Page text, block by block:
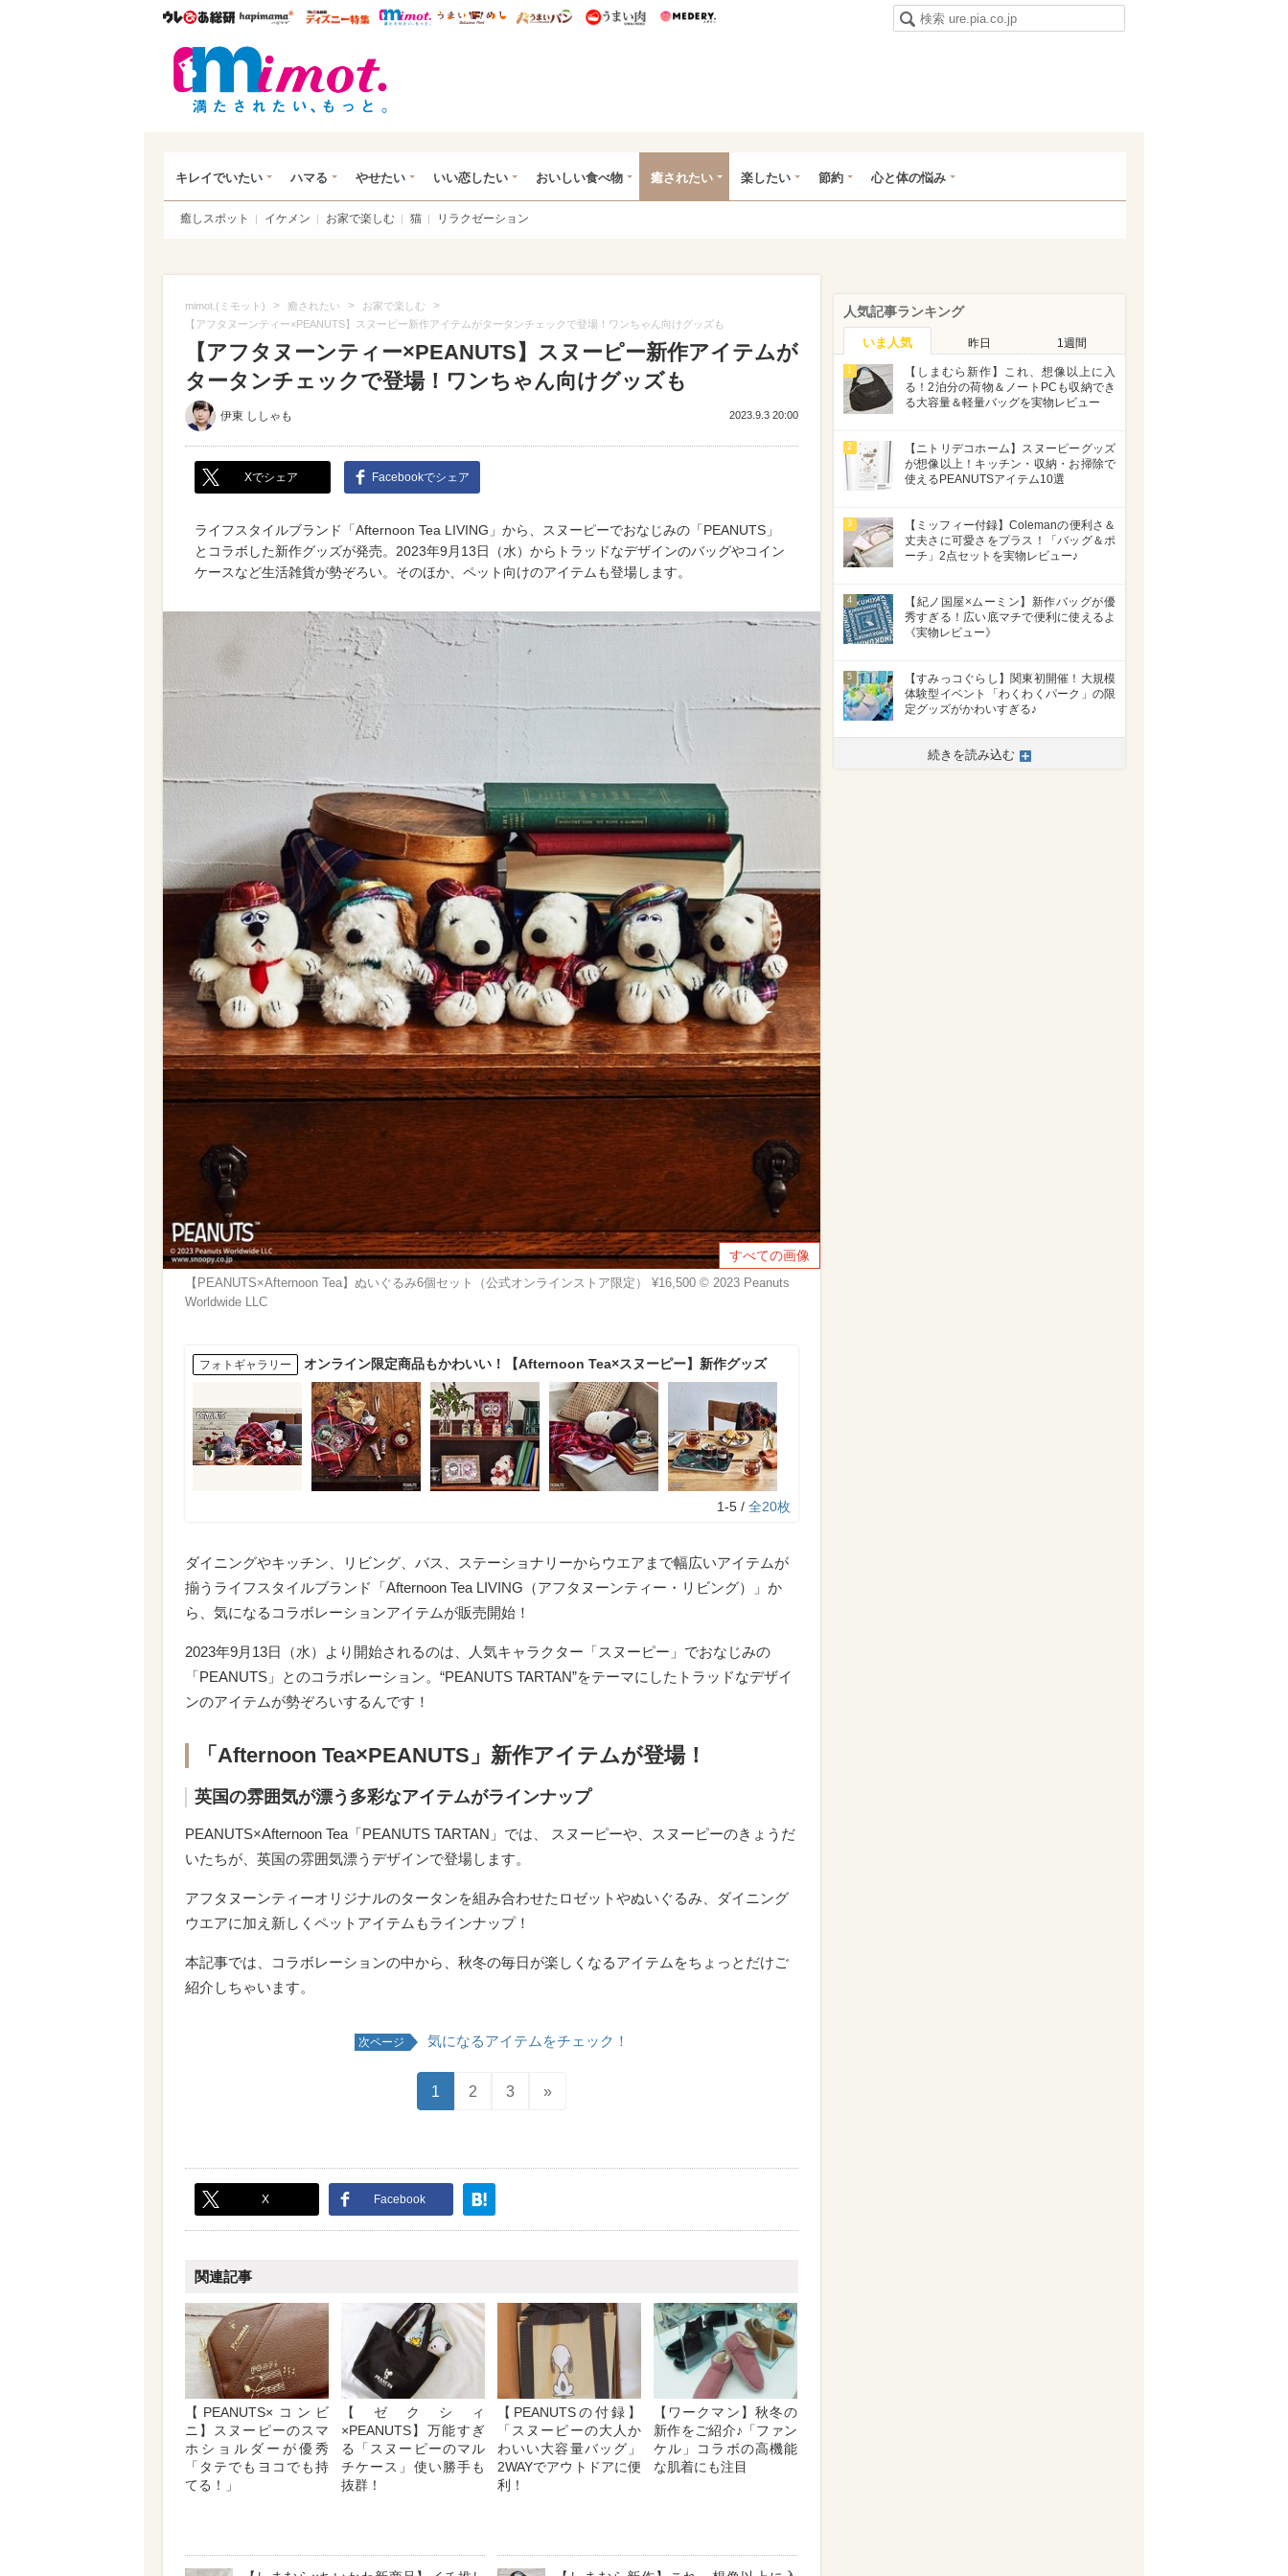
ウレぴあ総研ハピママ* ウレぴあ総研 ディズニー特集
mimot. うまいめし うまいパン うまい肉
キレイでいたい ハマる やせたい いい恋したい おいしい食べ物 癒されたい 楽したい 節約 心と体の悩み
癒しスポット イケメン お家で楽しむ 猫 リラクゼーション
mimot.(ミモット) > 癒されたい > お家で楽しむ >
【アフタヌーンティー×PEANUTS】スヌーピー新作アイテムがタータンチェックで登場！ワンちゃん向けグッズも
【アフタヌーンティー×PEANUTS】スヌーピー新作アイテムが
タータンチェックで登場！ワンちゃん向けグッズも
伊東 ししゃも 2023.9.3 20:00
Xでシェア Facebookでシェア
ライフスタイルブランド「Afternoon Tea LIVING」から、スヌーピーでおなじみの「PEANUTS」
とコラボした新作グッズが発売。2023年9月13日（水）からトラッドなデザインのバッグやコイン
ケースなど生活雑貨が勢ぞろい。そのほか、ペット向けのアイテムも登場します。
すべての画像
【PEANUTS×Afternoon Tea】ぬいぐるみ6個セット（公式オンラインストア限定） ¥16,500 © 2023 Peanuts
Worldwide LLC
フォトギャラリー オンライン限定商品もかわいい！【Afternoon Tea×スヌーピー】新作グッズ
1-5 / 全20枚
ダイニングやキッチン、リビング、バス、ステーショナリーからウエアまで幅広いアイテムが
揃うライフスタイルブランド「Afternoon Tea LIVING（アフタヌーンティー・リビング）」か
ら、気になるコラボレーションアイテムが販売開始！
2023年9月13日（水）より開始されるのは、人気キャラクター「スヌーピー」でおなじみの
「PEANUTS」とのコラボレーション。“PEANUTS TARTAN”をテーマにしたトラッドなデザイ
ンのアイテムが勢ぞろいするんです！
「Afternoon Tea×PEANUTS」新作アイテムが登場！
英国の雰囲気が漂う多彩なアイテムがラインナップ
PEANUTS×Afternoon Tea「PEANUTS TARTAN」では、 スヌーピーや、スヌーピーのきょうだ
いたちが、英国の雰囲気漂うデザインで登場します。
アフタヌーンティーオリジナルのタータンを組み合わせたロゼットやぬいぐるみ、ダイニング
ウエアに加え新しくペットアイテムもラインナップ！
本記事では、コラボレーションの中から、秋冬の毎日が楽しくなるアイテムをちょっとだけご
紹介しちゃいます。
次ページ 気になるアイテムをチェック！
1 2 3 »
X Facebook
関連記事
【PEANUTS×コンビ
ニ】スヌーピーのスマ
ホショルダーが優秀
「タテでもヨコでも持
てる！」
【ゼクシィ
×PEANUTS】万能すぎ
る「スヌーピーのマル
チケース」使い勝手も
抜群！
【PEANUTSの付録】
「スヌーピーの大人か
わいい大容量バッグ」
2WAYでアウトドアに便
利！
【ワークマン】秋冬の
新作をご紹介♪「ファン
ケル」コラボの高機能
な肌着にも注目
人気記事ランキング
いま人気 昨日 1週間
1
【しまむら新作】これ、想像以上に入
る！2泊分の荷物＆ノートPCも収納でき
る大容量＆軽量バッグを実物レビュー
2
【ニトリデコホーム】スヌーピーグッズ
が想像以上！キッチン・収納・お掃除で
使えるPEANUTSアイテム10選
3
【ミッフィー付録】Colemanの便利さ＆
丈夫さに可愛さをプラス！「バッグ＆ポ
ーチ」2点セットを実物レビュー♪
4
【紀ノ国屋×ムーミン】新作バッグが優
秀すぎる！広い底マチで便利に使えるよ
《実物レビュー》
5
【すみっコぐらし】関東初開催！大規模
体験型イベント「わくわくパーク」の限
定グッズがかわいすぎる♪
続きを読み込む